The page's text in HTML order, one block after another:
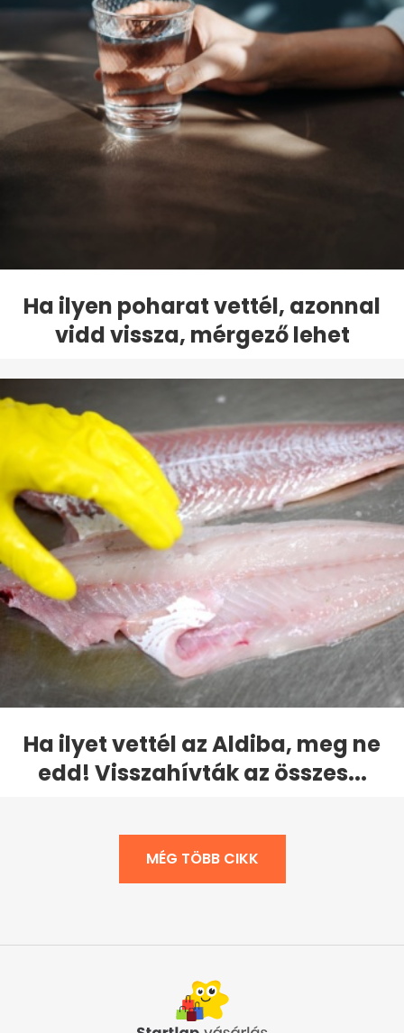
Ha ilyen poharat vettél, azonnal
vidd vissza, mérgező lehet
Ha ilyet vettél az Aldiba, meg ne
edd! Visszahívták az összes...
MÉG TÖBB CIKK